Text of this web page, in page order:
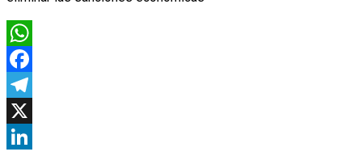
WhatsApp
Facebook
Telegram
X